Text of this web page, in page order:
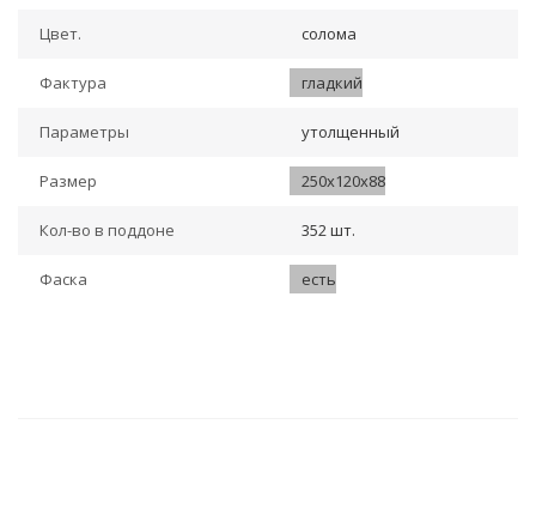
Цвет. солома
Фактура гладкий
Параметры утолщенный
Размер 250х120х88
Кол-во в поддоне 352 шт.
Фаска есть